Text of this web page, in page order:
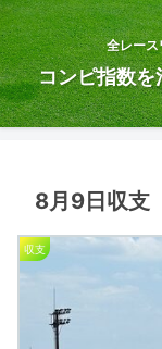
全レー
コンピ指数
8月9日収支
収支